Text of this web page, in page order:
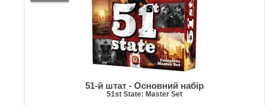
51-й штат - Основний набір
51st State: Master Set